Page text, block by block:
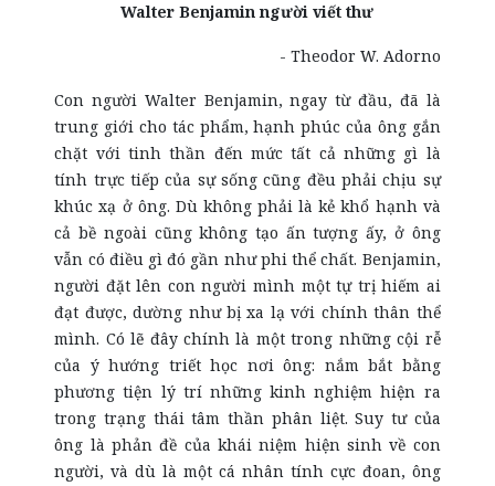
Walter Benjamin người viết thư
- Theodor W. Adorno
Con người Walter Benjamin, ngay từ đầu, đã là
trung giới cho tác phẩm, hạnh phúc của ông gắn
chặt với tinh thần đến mức tất cả những gì là
tính trực tiếp của sự sống cũng đều phải chịu sự
khúc xạ ở ông. Dù không phải là kẻ khổ hạnh và
cả bề ngoài cũng không tạo ấn tượng ấy, ở ông
vẫn có điều gì đó gần như phi thể chất. Benjamin,
người đặt lên con người mình một tự trị hiếm ai
đạt được, dường như bị xa lạ với chính thân thể
mình. Có lẽ đây chính là một trong những cội rễ
của ý hướng triết học nơi ông: nắm bắt bằng
phương tiện lý trí những kinh nghiệm hiện ra
trong trạng thái tâm thần phân liệt. Suy tư của
ông là phản đề của khái niệm hiện sinh về con
người, và dù là một cá nhân tính cực đoan, ông